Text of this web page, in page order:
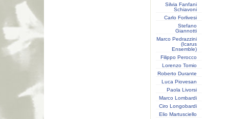
Silvia Fanfani
Schiavoni
Carlo Forlivesi
Stefano
Giannotti
Marco Pedrazzini
(Icarus
Ensemble)
Filippo Perocco
Lorenzo Tomio
Roberto Durante
Luca Piovesan
Paola Livorsi
Marco Lombardi
Ciro Longobardi
Elio Martusciello